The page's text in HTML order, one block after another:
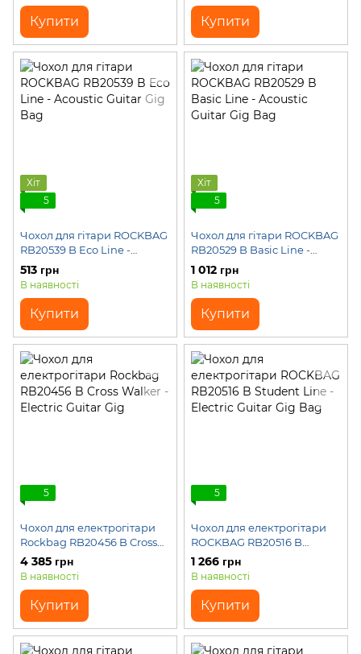
Купити Купити
Хіт
5
Чохол для гітари ROCKBAG
RB20539 B Eco Line -
Acoustic Guitar Gig Bag
513 грн
В наявності
Купити
Хіт
5
Чохол для гітари ROCKBAG
RB20529 B Basic Line -
Acoustic Guitar Gig Bag
1 012 грн
В наявності
Купити
5
Чохол для електрогітари
Rockbag RB20456 B Cross
Walker - Electric Guitar Gig
4 385 грн
В наявності
Купити
5
Чохол для електрогітари
ROCKBAG RB20516 B
Student Line - Electric
Guitar Gig Bag
1 266 грн
В наявності
Купити